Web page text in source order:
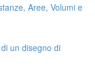
Aree, Volumi e
un disegno di